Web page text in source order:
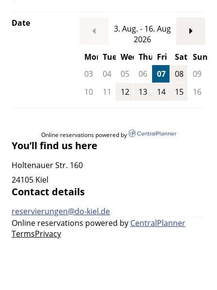
Date
3. Aug. - 16. Aug
2026
Mon Tue Wed Thu Fri Sat Sun
03
04 05 06 07 08
09
10
11 12 13 14 15 16
Online reservations powered by
You’ll find us here
Holtenauer Str. 160
24105 Kiel
Contact details
reservierungen@do-kiel.de
Online reservations powered by CentralPlanner
TermsPrivacy